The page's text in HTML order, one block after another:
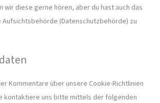
wir diese gerne hören, aber du hast auch das
Aufsichtsbehörde (Datenschutzbehörde) zu
Kommentare über unsere Cookie-Richtlinien
kontaktiere uns bitte mittels der folgenden